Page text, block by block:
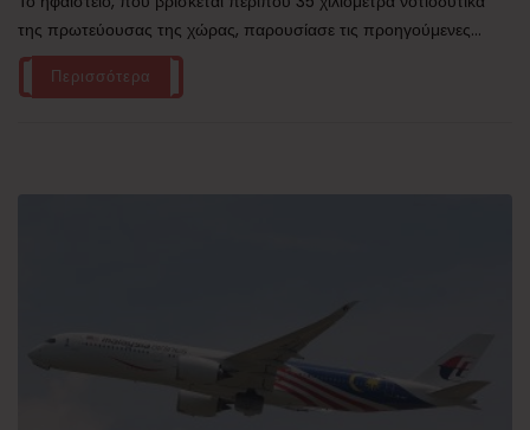
της πρωτεύουσας της χώρας, παρουσίασε τις προηγούμενες...
Περισσότερα